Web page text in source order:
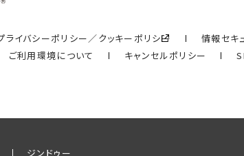
ライバシーポリシー／クッキーポリシー 情報セキ
ご利用環境について キャンセルポリシー
ジンドゥー